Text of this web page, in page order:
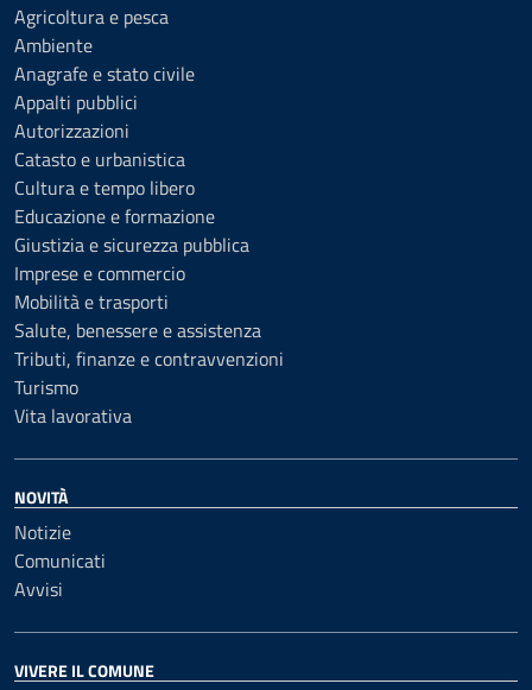
Agricoltura e pesca
Ambiente
Anagrafe e stato civile
Appalti pubblici
Autorizzazioni
Catasto e urbanistica
Cultura e tempo libero
Educazione e formazione
Giustizia e sicurezza pubblica
Imprese e commercio
Mobilità e trasporti
Salute, benessere e assistenza
Tributi, finanze e contravvenzioni
Turismo
Vita lavorativa
NOVITÀ
Notizie
Comunicati
Avvisi
VIVERE IL COMUNE